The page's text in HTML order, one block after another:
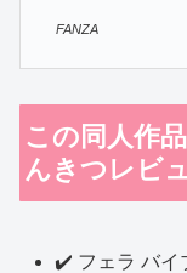
FANZA
この同人作
んきつレビュ
✔️ フェラ バイ